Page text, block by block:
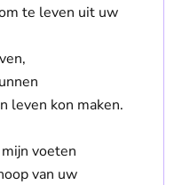
te leven uit uw
leven kon maken.
voeten
van uw